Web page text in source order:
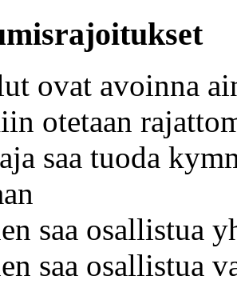
ovat avoinna
otetaan
saa tuoda
saa osallistua
saa osallistua